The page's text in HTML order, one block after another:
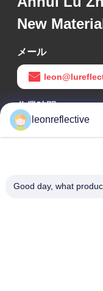
New
メール
作業時間
9:00-18:00
2階,D2ビル,黄井科学
leonreflective
Good day, what